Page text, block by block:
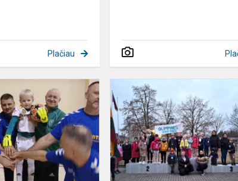
Plačiau
Kupiškio
r.
seniūnijų
futbolo
5x5
turnyras